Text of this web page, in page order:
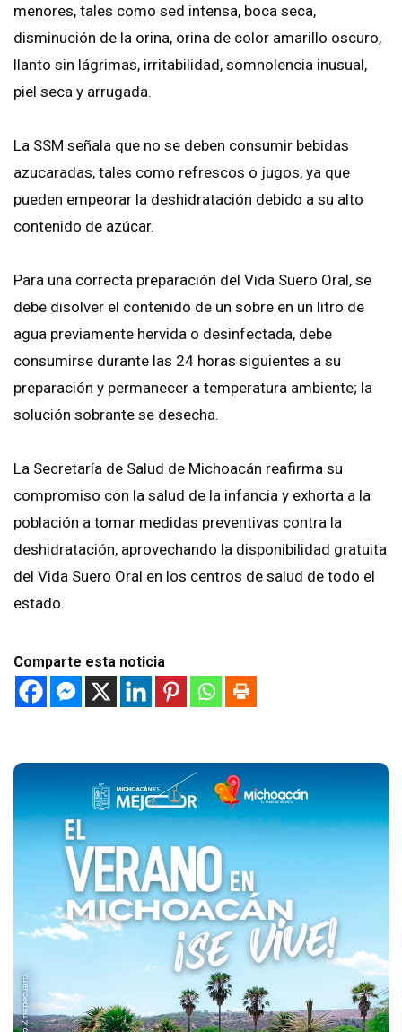
menores, tales como sed intensa, boca seca,
disminución de la orina, orina de color amarillo oscuro,
llanto sin lágrimas, irritabilidad, somnolencia inusual,
piel seca y arrugada.
La SSM señala que no se deben consumir bebidas
azucaradas, tales como refrescos o jugos, ya que
pueden empeorar la deshidratación debido a su alto
contenido de azúcar.
Para una correcta preparación del Vida Suero Oral, se
debe disolver el contenido de un sobre en un litro de
agua previamente hervida o desinfectada, debe
consumirse durante las 24 horas siguientes a su
preparación y permanecer a temperatura ambiente; la
solución sobrante se desecha.
La Secretaría de Salud de Michoacán reafirma su
compromiso con la salud de la infancia y exhorta a la
población a tomar medidas preventivas contra la
deshidratación, aprovechando la disponibilidad gratuita
del Vida Suero Oral en los centros de salud de todo el
estado.
Comparte esta noticia